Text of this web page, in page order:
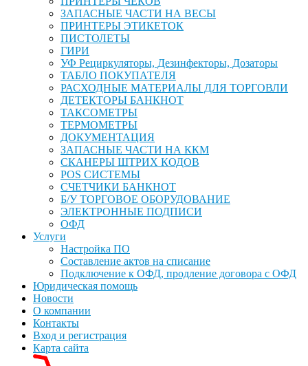
ЗАПАСНЫЕ ЧАСТИ НА ВЕСЫ
ПРИНТЕРЫ ЭТИКЕТОК
ПИСТОЛЕТЫ
ГИРИ
УФ Рециркуляторы, Дезинфекторы, Дозаторы
ТАБЛО ПОКУПАТЕЛЯ
РАСХОДНЫЕ МАТЕРИАЛЫ ДЛЯ ТОРГОВЛИ
ДЕТЕКТОРЫ БАНКНОТ
ТАКСОМЕТРЫ
ТЕРМОМЕТРЫ
ДОКУМЕНТАЦИЯ
ЗАПАСНЫЕ ЧАСТИ НА ККМ
СКАНЕРЫ ШТРИХ КОДОВ
POS СИСТЕМЫ
СЧЕТЧИКИ БАНКНОТ
Б/У ТОРГОВОЕ ОБОРУДОВАНИЕ
ЭЛЕКТРОННЫЕ ПОДПИСИ
ОФД
Услуги
Настройка ПО
Составление актов на списание
Подключение к ОФД, продление договора с ОФД
Юридическая помощь
Новости
О компании
Контакты
Вход и регистрация
Карта сайта